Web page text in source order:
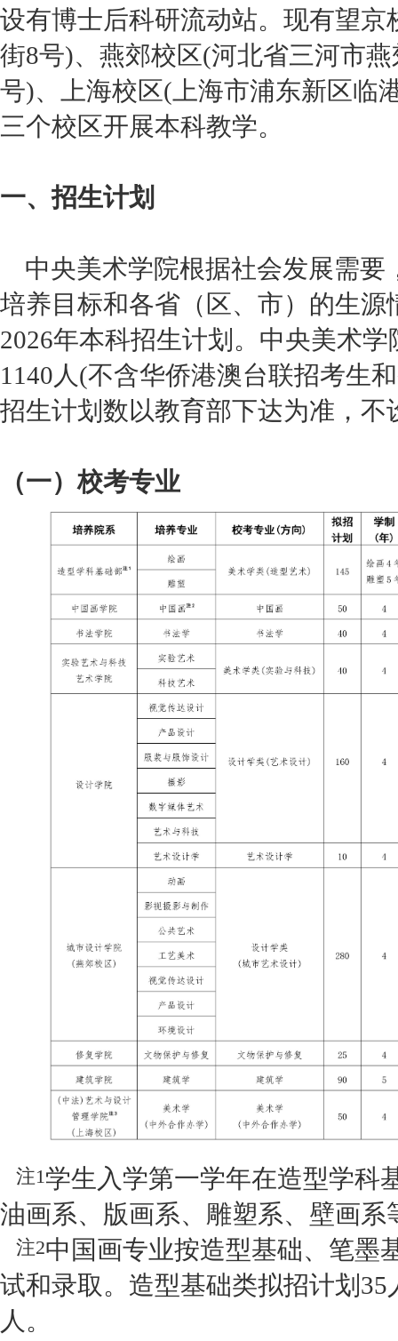
设有博士后科研流动站。现有望
街8号)、燕郊校区(河北省三河市
号)、上海校区(上海市浦东新区临
三个校区开展本科教学。
一、招生计划
中央美术学院根据社会发展需要
培养目标和各省（区、市）的生
2026年本科招生计划。中央美术
1140人(不含华侨港澳台联招考生
招生计划数以教育部下达为准，不
（一）校考专业
注1学生入学第一学年在造型学科
油画系、版画系、雕塑系、壁画系
注2中国画专业按造型基础、笔墨
试和录取。造型基础类拟招计划
人。